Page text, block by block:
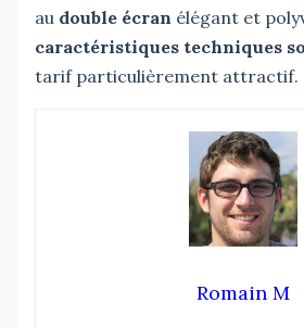
au double écran élégant et
caractéristiques techniques
tarif particulièrement attractif.
Romain M